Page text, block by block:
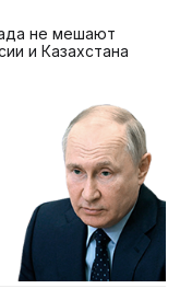
не мешают
и Казахстана